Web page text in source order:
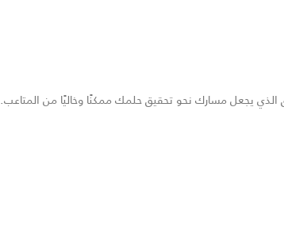
الذي يجعل مسارك نحو تحقيق حلمك ممكنًا وخاليًا من المتاعب.